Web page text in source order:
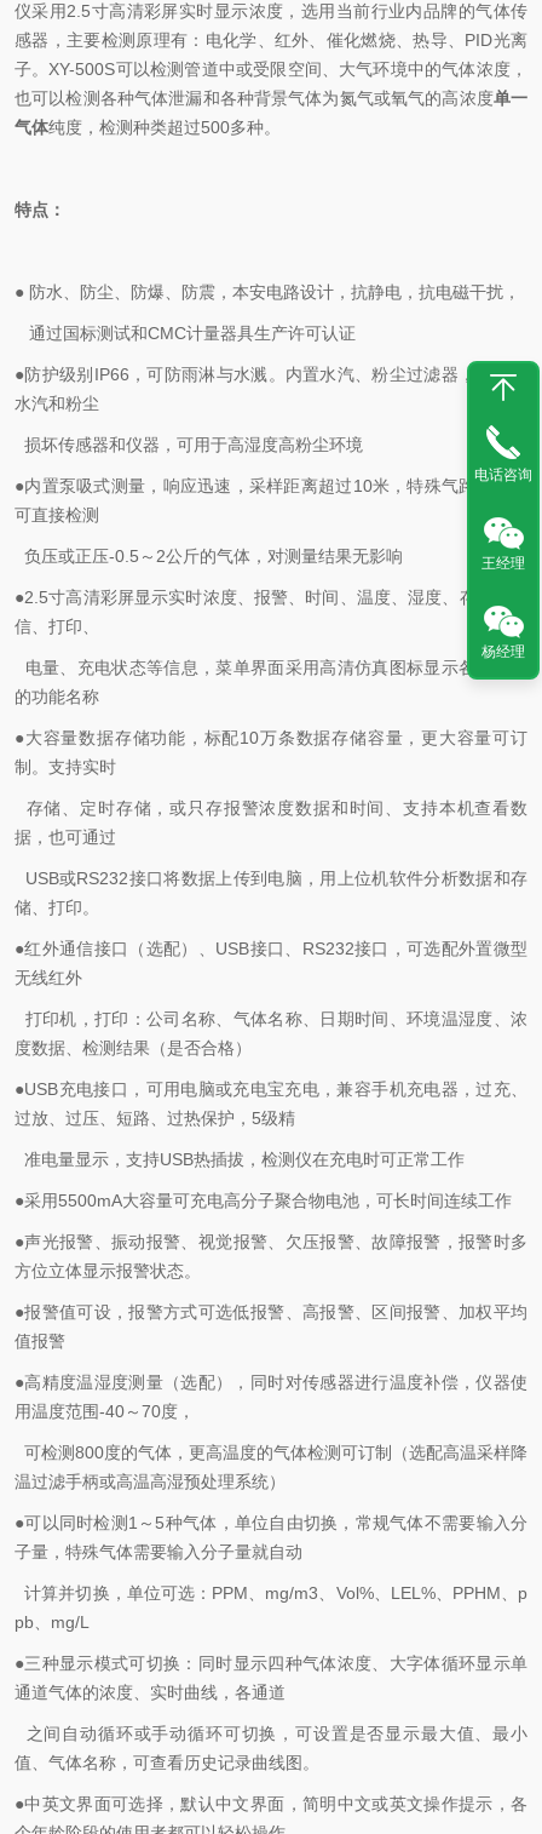
仪采用2.5寸高清彩屏实时显示浓度 ， 选用 当前行业内品牌的气体传
感器，主要检测原理有： 电化学 红外、催化燃烧、热导、 PID光离
子。 XY-500S可以检测管道中或受限空间、大气环境中的气体浓度，
也可以检测各种气体泄漏和各种背景气体为氮气或氧气的高浓度单一
气体纯度，检测种类超过500多种。
特点：
● 防水、 防尘、 防爆、防震 ，本安电路设计 ，抗静电，抗电磁干扰，
通过国标测试和CMC计量器具生产许可认证
●防护级别 IP66 ，可防雨淋与水溅。内置水汽、粉尘过滤器，防止因
水汽和粉尘
损坏传感器和仪器，可用于高湿度高粉尘环境
●内置泵吸式测量， 响应迅速 ，采样距离超过10米，特殊气路设计，
可直接检测
负压或正压-0.5 ～ 2公斤的气体，对测量结果无影响
●2.5寸高清彩屏显示实时浓度、报警、时间、温度、湿度、存储、通
信、打印、
电量、充电状态等信息，菜单界面采用高清仿真图标显示各个菜单
的功能名称
●大容量数据存储功能，标配10万条数据存储容量，更大容量可订
制。支持实时
存储、定时存储，或只存报警浓度数据和时间、支持本机查看数
据，也可通过
USB或RS232接口将数据上传到电脑，用上位机软件分析数据和存
储、打印。
●红外通信接口（选配）、 USB接口、 RS232接口，可选配外置微型
无线红外
打印机，打印：公司名称、气体名称、日期时间、环境温湿度、浓
度数据、检测结果（是否合格）
●USB充电接口，可用电脑或充电宝充电，兼容手机充电器，过充、
过放、过压、短路、过热保护， 5级精
准电量显示，支持USB热插拔，检测仪在充电时可正常工作
●采用5500mA大容量可充电高分子聚合物电池，可长时间连续工作
●声光报警 、振动报警 、视觉报警、欠压报警、故障报警，报警时多
方位立体显示报警状态。
●报警值可设，报警方式可选低报警、 高报警、区间报警、加权平均
值报警
●高精度温湿度测量（选配），同时对传感器进行温度补偿，仪器使
用温度范围-40～70度，
可检测800度的气体，更高温度的气体检测可订制（选配高温采样降
温过滤手柄或高温高湿预处理系统）
●可以同时检测 1 ～ 5种气体，单位自由切换， 常规气体不需要输入分
子量，特殊气体需要输入分子量就自动
计算并切换，单位可选： PPM mg/m3 Vol%、 LEL%、 PPHM
p
pb
mg/L
●三种显示模式可切换：同时显示四种气体浓度、大字体循环显示单
通道气体的浓度、实时曲线，各通道
之间自动循环或手动循环可切换，可设置是否显示最大值、最小
值、气体名称，可查看历史记录曲线图。
●中英文界面可选择，默认中文界面， 简明中文或英文操作提示，各
电话咨询
王经理
杨经理